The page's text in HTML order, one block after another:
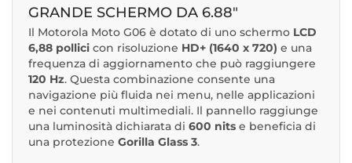
GRANDE SCHERMO DA 6.88"
Il Motorola Moto G06 è dotato di uno schermo LCD
6,88 pollici con risoluzione HD+ (1640 x 720) e una
frequenza di aggiornamento che può raggiungere
120 Hz. Questa combinazione consente una
navigazione più fluida nei menu, nelle applicazioni
e nei contenuti multimediali. Il pannello raggiunge
una luminosità dichiarata di 600 nits e beneficia di
una protezione Gorilla Glass 3.